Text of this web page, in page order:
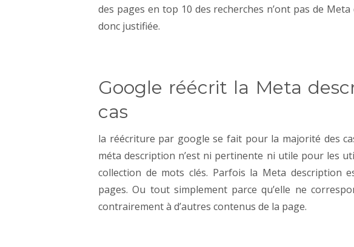
des pages en top 10 des recherches n’ont pas de
donc justifiée.
Google réécrit la Meta
cas
la réécriture par google se fait pour la majorité des
méta description n’est ni pertinente ni utile pour les
collection de mots clés. Parfois la Meta description
pages. Ou tout simplement parce qu’elle ne
contrairement à d’autres contenus de la page.